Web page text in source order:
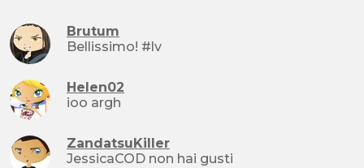
Brutum
Bellissimo! #lv
Helen02
ioo argh
ZandatsuKiller
JessicaCOD non hai gusti